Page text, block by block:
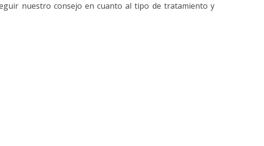
nuestro consejo en cuanto al tipo de tratamiento y